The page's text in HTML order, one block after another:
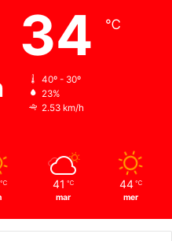
34 ℃
40º - 30º
23%
2.53 km/h
℃ 41 ℃
mar
44 ℃
mer